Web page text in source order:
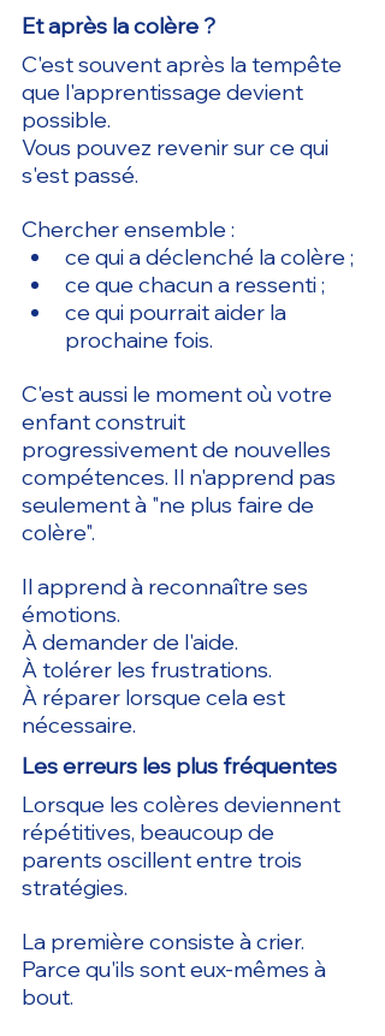
Et après la colère ?
C'est souvent après la tempête
que l'apprentissage devient
possible.
Vous pouvez revenir sur ce qui
s'est passé.
Chercher ensemble :
ce qui a déclenché la colère ;
ce que chacun a ressenti ;
ce qui pourrait aider la
prochaine fois.
C'est aussi le moment où votre
enfant construit
progressivement de nouvelles
compétences. Il n'apprend pas
seulement à "ne plus faire de
colère".
Il apprend à reconnaître ses
émotions.
À demander de l'aide.
À tolérer les frustrations.
À réparer lorsque cela est
nécessaire.
Les erreurs les plus fréquentes
Lorsque les colères deviennent
répétitives, beaucoup de
parents oscillent entre trois
stratégies.
La première consiste à crier.
Parce qu'ils sont eux-mêmes à
bout.